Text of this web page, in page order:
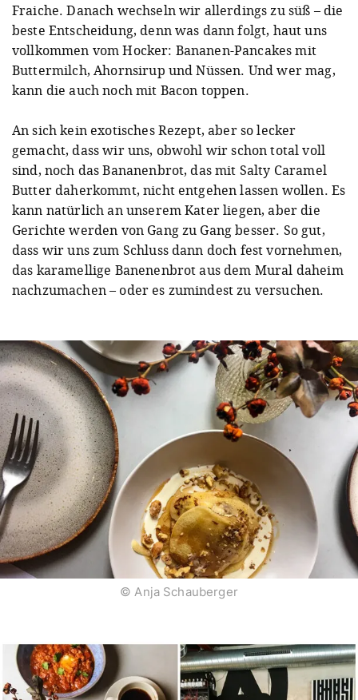
Fraiche. Danach wechseln wir allerdings zu süß – die
beste Entscheidung, denn was dann folgt, haut uns
vollkommen vom Hocker: Bananen-Pancakes mit
Buttermilch, Ahornsirup und Nüssen. Und wer mag,
kann die auch noch mit Bacon toppen.
An sich kein exotisches Rezept, aber so lecker
gemacht, dass wir uns, obwohl wir schon total voll
sind, noch das Bananenbrot, das mit Salty Caramel
Butter daherkommt, nicht entgehen lassen wollen. Es
kann natürlich an unserem Kater liegen, aber die
Gerichte werden von Gang zu Gang besser. So gut,
dass wir uns zum Schluss dann doch fest vornehmen,
das karamellige Banenenbrot aus dem Mural daheim
nachzumachen – oder es zumindest zu versuchen.
© Anja Schauberger